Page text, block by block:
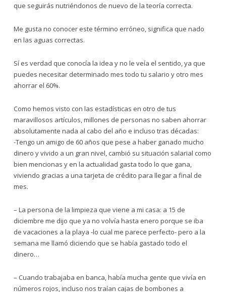
que seguirás nutriéndonos de nuevo de la teoría correcta.
Me gusta no conocer este término erróneo, significa que nado
en las aguas correctas.
Sí es verdad que conocía la idea y no le veía el sentido, ya que
puedes necesitar determinado mes todo tu salario y otro mes
ahorrar el 60%.
Como hemos visto con las estadísticas en otro de tus
maravillosos artículos, millones de personas no saben ahorrar
absolutamente nada al cabo del año e incluso tras décadas:
-Tengo un amigo de 60 años que pese a haber ganado mucho
dinero y vivido a un gran nivel, cambió su situación salarial como
bien mencionas y en la actualidad gasta todo lo que gana,
viviendo gracias a una tarjeta de crédito para llegar a final de
mes.
– La persona de la limpieza que viene a mi casa: a 15 de
diciembre me dijo que ya no volvía hasta enero porque se iba
de vacaciones a la playa -lo cual me parece perfecto- pero a la
semana me llamó diciendo que se había gastado todo el
dinero…
– Cuando trabajaba en banca, había mucha gente que vivía en
números rojos, incluso nos traían cajas de bombones a